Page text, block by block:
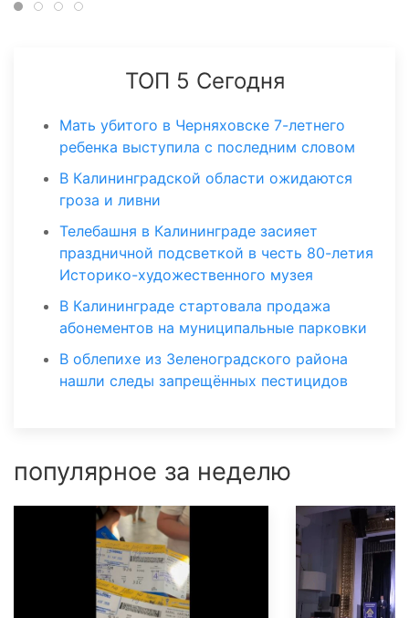
ТОП 5 Сегодня
Мать убитого в Черняховске 7-летнего
ребенка выступила с последним словом
В Калининградской области ожидаются
гроза и ливни
Телебашня в Калининграде засияет
праздничной подсветкой в честь 80-летия
Историко-художественного музея
В Калининграде стартовала продажа
абонементов на муниципальные парковки
В облепихе из Зеленоградского района
нашли следы запрещённых пестицидов
популярное за неделю